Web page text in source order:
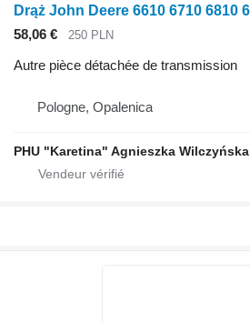
58,06 € 250 PLN
Autre pièce détachée de transmission
Pologne, Opalenica
PHU "Karetina" Agnieszka Wilczyńska